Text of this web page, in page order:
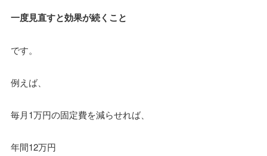
一度見直すと効果が続くこと
です。
例えば、
毎月1万円の固定費を減らせれば、
年間12万円